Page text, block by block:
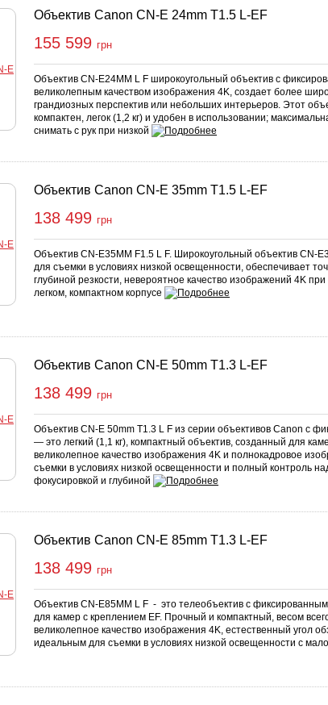
Объектив Canon CN-E 24mm T1.5 L-EF
155 599 грн
Объектив CN-E24MM L F широкоугольный объектив с
великолепным качеством изображения 4K, создает более
грандиозных перспектив или небольших интерьеров. Этот
компактен, легок (1,2 кг) и удобен в использовании;
снимать с рук при низкой
Объектив Canon CN-E 35mm T1.5 L-EF
138 499 грн
Объектив CN-E35MM F1.5 L F. Широкоугольный объектив CN-
для съемки в условиях низкой освещенности, обеспечивает
глубиной резкости, невероятное качество изображений 4K
легком, компактном корпусе
Объектив Canon CN-E 50mm T1.3 L-EF
138 499 грн
Объектив CN-E 50mm T1.3 L F из серии объективов Canon с
— это легкий (1,1 кг), компактный объектив, созданный для
великолепное качество изображения 4K и полнокадровое
съемки в условиях низкой освещенности и полный контроль
фокусировкой и глубиной
Объектив Canon CN-E 85mm T1.3 L-EF
138 499 грн
Объектив CN-E85MM L F - это телеобъектив с
для камер с креплением EF. Прочный и компактный, весом
великолепное качество изображения 4K, естественный угол
идеальным для съемки в условиях низкой освещенности с